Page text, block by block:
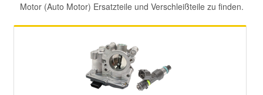
Motor (Auto Motor) Ersatzteile und Verschleißteile zu finden.